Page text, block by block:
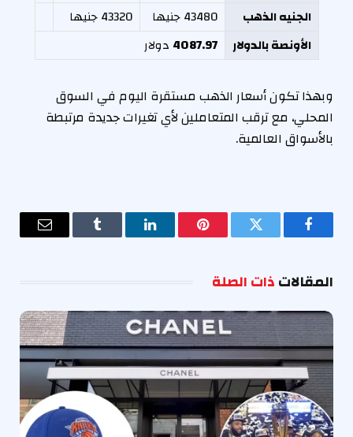
الجنيه الذهب
43480 جنيها
43320 جنيها
الأونصة بالدولار
4087.97 دولار
وبهذا تكون أسعار الذهب مستقرة اليوم في السوق
المحلي، مع ترقب المتعاملين لأي تغيرات جديدة مرتبطة
بالأسواق العالمية.
فيسبوك تويتر بينتيريستلينكدإن Tumblr
البريد
المقالاتذات الصلة